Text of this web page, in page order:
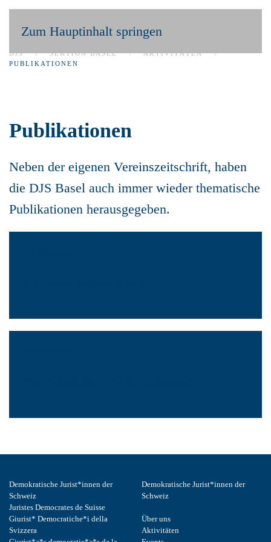
Zum Hauptinhalt springen
DJS SEKTION BASEL
AKTIVITÄTEN
PUBLIKATIONEN
Publikationen
Neben der eigenen Vereinszeitschrift, haben
die DJS Basel auch immer wieder thematische
Publikationen herausgegeben.
Demokratische Jurist*innen der
Schweiz
Juristes Democrates de Suisse
Giurist* Democratiche*i della
Svizzera
Demokratische Jurist*innen der
Schweiz
Über uns
Aktivitäten